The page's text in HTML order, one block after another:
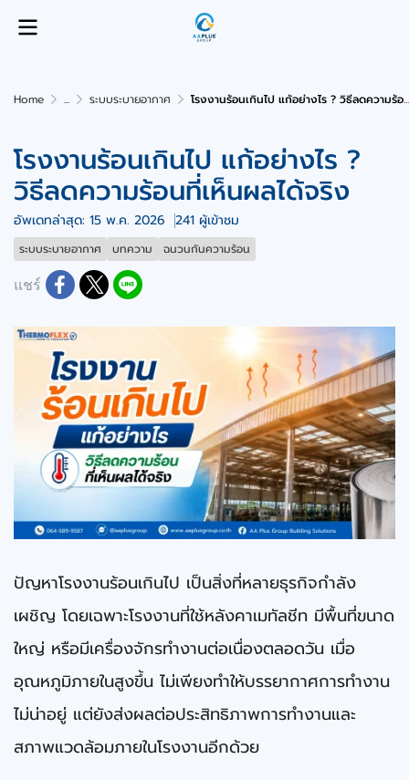
Home ... ระบบระบายอากาศ โรงงานร้อนเกินไป แก้อย่างไร ? วิธีลดความร้อนที่เห็นผลได้จริง
โรงงานร้อนเกินไป แก้อย่างไร ?
วิธีลดความร้อนที่เห็นผลได้จริง
อัพเดทล่าสุด: 15 พ.ค. 2026 241 ผู้เข้าชม
ระบบระบายอากาศ บทความ ฉนวนกันความร้อน
แชร์
ปัญหาโรงงานร้อนเกินไป เป็นสิ่งที่หลายธุรกิจกําลัง
เผชิญ โดยเฉพาะโรงงานที่ใช้หลังคาเมทัลชีท มีพื้นที่ขนาด
ใหญ่ หรือมีเครื่องจักรทํางานต่อเนื่องตลอดวัน เมื่อ
อุณหภูมิภายในสูงขึ้น ไม่เพียงทําให้บรรยากาศการทํางาน
ไม่น่าอยู่ แต่ยังส่งผลต่อประสิทธิภาพการทํางานและ
สภาพแวดล้อมภายในโรงงานอีกด้วย